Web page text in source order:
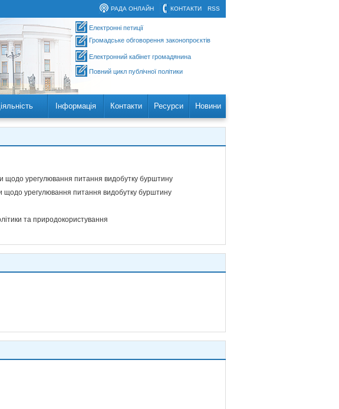
RSS
КОНТАКТИ
РАДА ОНЛАЙН
Електронні петиції
Громадське обговорення законопроєктів
Електронний кабінет громадянина
Повний цикл публічної політики
Інформація Контакти Ресурси Новини
щодо урегулювання питання видобутку бурштину
щодо урегулювання питання видобутку бурштину
та природокористування